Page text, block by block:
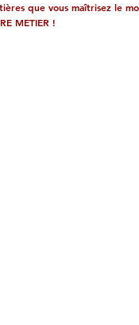
que vous maîtrisez le
METIER !